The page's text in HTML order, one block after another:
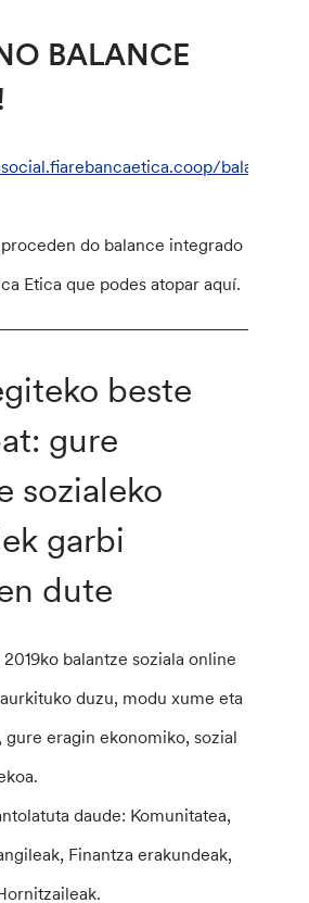
BALANCE
balance-
do balance integrado
Etica que podes atopar aquí.
beste
gure
sozialeko
garbi
dute
balantze soziala online
duzu, modu xume eta
gure eragin ekonomiko, sozial
daude: Komunitatea,
Finantza erakundeak,